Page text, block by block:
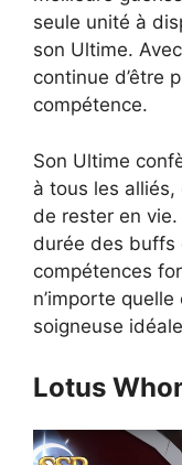
seule unité à
son Ultime.
continue d’être
compétence.
Son Ultime
à tous les
de rester en
durée des buffs
compétences
n’importe
soigneuse
Lotus